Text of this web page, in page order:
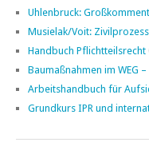
Uhlenbruck:
Musielak/Voit:
Handbuch Pflichtteilsrecht
Baumaßnahmen im WEG –
Arbeitshandbuch für
Grundkurs IPR und